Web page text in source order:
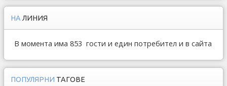
НА ЛИНИЯ
В момента има 853 гости и един потребител и в сайта
ПОПУЛЯРНИ ТАГОВЕ